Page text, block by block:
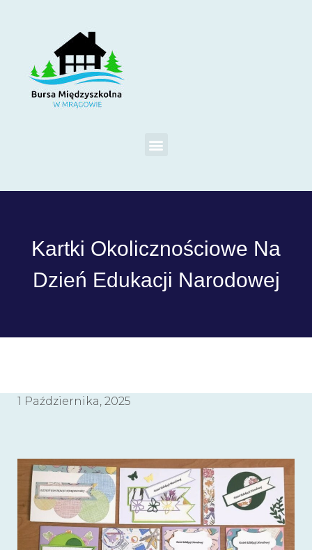
Kartki Okolicznościowe Na
Dzień Edukacji Narodowej
1 Października, 2025